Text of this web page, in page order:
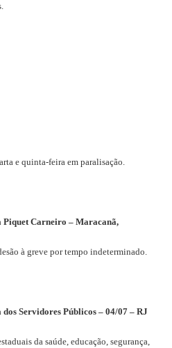
e quinta-feira em paralisação.
Carneiro – Maracanã,
à greve por tempo indeterminado.
Servidores Públicos – 04/07 – RJ
da saúde, educação, segurança,